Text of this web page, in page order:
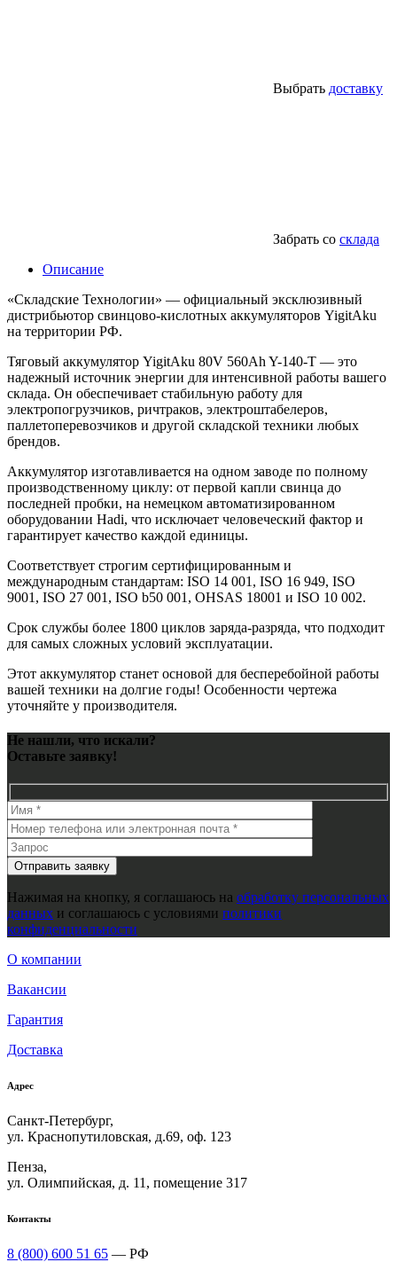
Выбрать доставку
Забрать со склада
Описание
«Складские Технологии» — официальный эксклюзивный
дистрибьютор свинцово-кислотных аккумуляторов YigitAku
на территории РФ.
Тяговый аккумулятор YigitAku 80V 560Ah Y-140-T — это
надежный источник энергии для интенсивной работы вашего
склада. Он обеспечивает стабильную работу для
электропогрузчиков, ричтраков, электроштабелеров,
паллетоперевозчиков и другой складской техники любых
брендов.
Аккумулятор изготавливается на одном заводе по полному
производственному циклу: от первой капли свинца до
последней пробки, на немецком автоматизированном
оборудовании Hadi, что исключает человеческий фактор и
гарантирует качество каждой единицы.
Соответствует строгим сертифицированным и
международным стандартам: ISO 14 001, ISO 16 949, ISO
9001, ISO 27 001, ISO b50 001, OHSAS 18001 и ISO 10 002.
Срок службы более 1800 циклов заряда-разряда, что подходит
для самых сложных условий эксплуатации.
Этот аккумулятор станет основой для бесперебойной работы
вашей техники на долгие годы! Особенности чертежа
уточняйте у производителя.
Не нашли, что искали?
Оставьте заявку!
Нажимая на кнопку, я соглашаюсь на обработку персональных
данных и соглашаюсь с условиями политики
конфиденциальности
О компании
Вакансии
Гарантия
Доставка
Адрес
Санкт-Петербург,
ул. Краснопутиловская, д.69, оф. 123
Пенза,
ул. Олимпийская, д. 11, помещение 317
Контакты
8 (800) 600 51 65 — РФ